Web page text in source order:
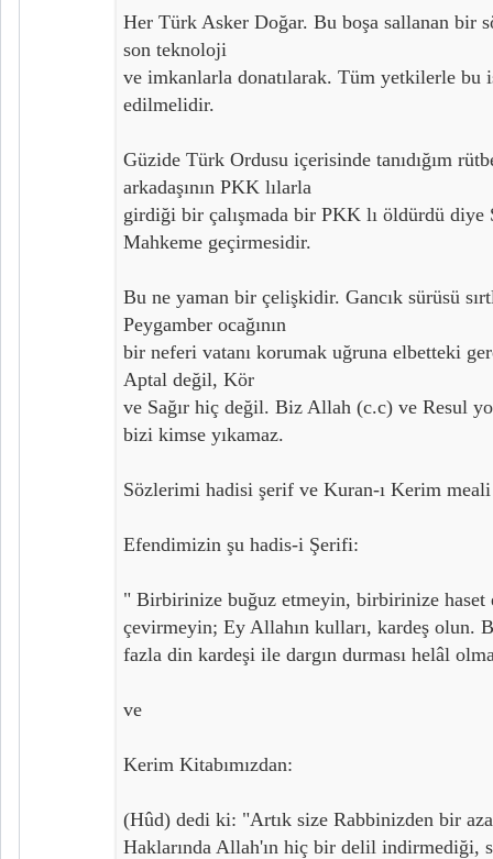
Her Türk Asker Doğar. Bu boşa sallanan bir
son teknoloji
ve imkanlarla donatılarak. Tüm yetkilerle bu
edilmelidir.
Güzide Türk Ordusu içerisinde tanıdığım
arkadaşının PKK lılarla
girdiği bir çalışmada bir PKK lı öldürdü diye
Mahkeme geçirmesidir.
Bu ne yaman bir çelişkidir. Gancık sürüsü
Peygamber ocağının
bir neferi vatanı korumak uğruna elbetteki
Aptal değil, Kör
ve Sağır hiç değil. Biz Allah (c.c) ve Resul
bizi kimse yıkamaz.
Sözlerimi hadisi şerif ve Kuran-ı Kerim
Efendimizin şu hadis-i Şerifi:
" Birbirinize buğuz etmeyin, birbirinize
çevirmeyin; Ey Allahın kulları, kardeş olun.
fazla din kardeşi ile dargın durması helâl
ve
Kerim Kitabımızdan:
(Hûd) dedi ki: "Artık size Rabbinizden bir
Haklarında Allah'ın hiç bir delil indirmediği,